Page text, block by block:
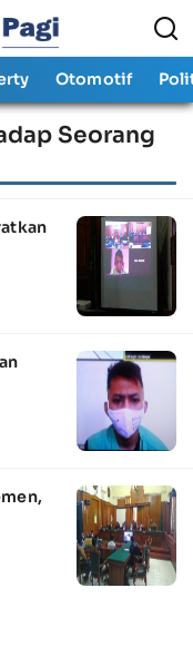
Otomotif
Seorang